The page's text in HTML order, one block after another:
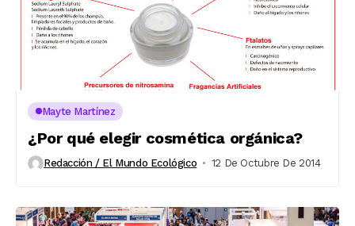
Mayte Martínez
¿Por qué elegir cosmética orgánica?
Redacción / El Mundo Ecológico 12 De Octubre De 2014